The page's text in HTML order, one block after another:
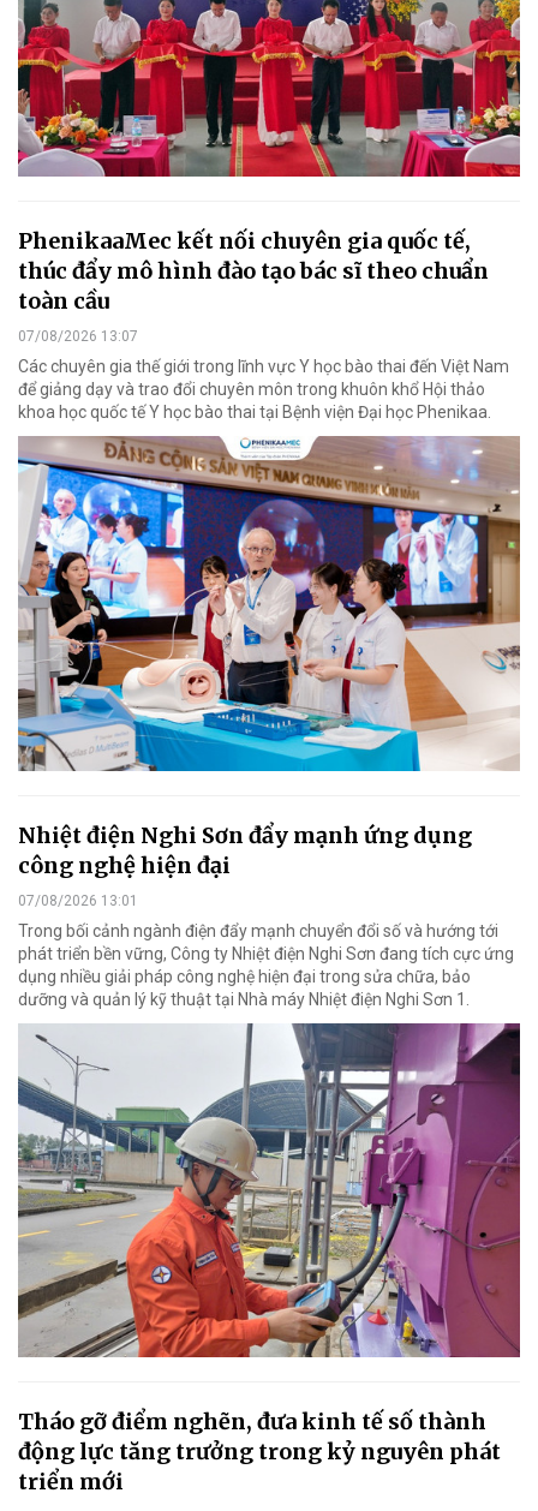
PhenikaaMec kết nối chuyên gia quốc tế,
thúc đẩy mô hình đào tạo bác sĩ theo chuẩn
toàn cầu
07/08/2026 13:07
Các chuyên gia thế giới trong lĩnh vực Y học bào thai đến Việt Nam
để giảng dạy và trao đổi chuyên môn trong khuôn khổ Hội thảo
khoa học quốc tế Y học bào thai tại Bệnh viện Đại học Phenikaa.
Nhiệt điện Nghi Sơn đẩy mạnh ứng dụng
công nghệ hiện đại
07/08/2026 13:01
Trong bối cảnh ngành điện đẩy mạnh chuyển đổi số và hướng tới
phát triển bền vững, Công ty Nhiệt điện Nghi Sơn đang tích cực ứng
dụng nhiều giải pháp công nghệ hiện đại trong sửa chữa, bảo
dưỡng và quản lý kỹ thuật tại Nhà máy Nhiệt điện Nghi Sơn 1.
Tháo gỡ điểm nghẽn, đưa kinh tế số thành
động lực tăng trưởng trong kỷ nguyên phát
triển mới